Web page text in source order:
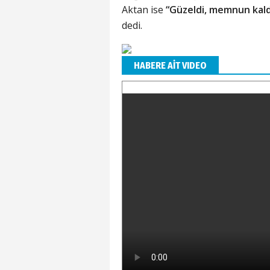
Aktan ise “Güzeldi, memnun
dedi.
HABERE AİT VIDEO